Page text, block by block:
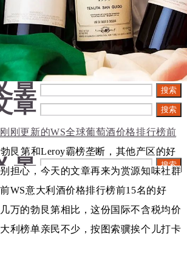
章 搜索
章 搜索
-新西兰
章 搜索
章 搜索
刚更新的WS全球葡萄酒价格排行榜前
勃艮第和Leroy霸榜垄断，其他产区的好
担心，今天的文章再来为赏源知味社群
WS意大利酒价格排行榜前15名的好
万的勃艮第相比，这份国际不含税均价
利榜单亲民不少，按图索骥挨个儿打卡